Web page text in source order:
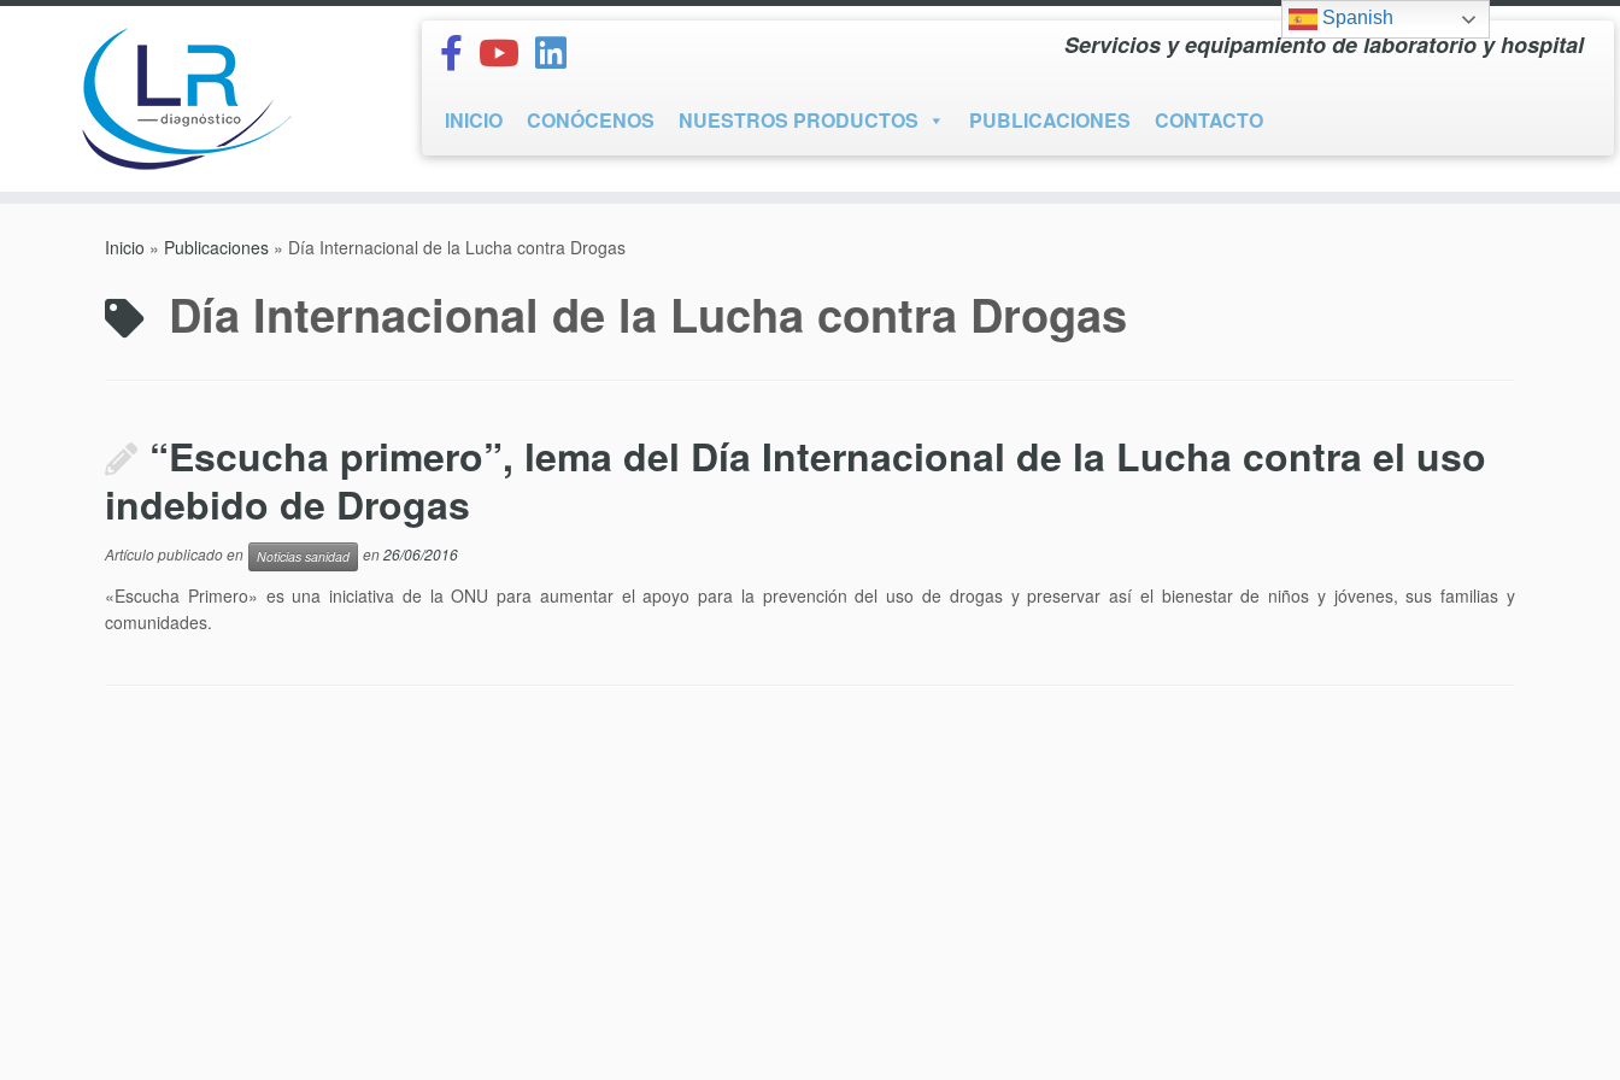
Saltar
Servicios y equipamiento de laboratorio y hospital
INICIO CONÓCENOS NUESTROS PRODUCTOS PUBLICACIONES CONTACTO
Inicio » Publicaciones » Día Internacional de la Lucha contra Drogas
Día Internacional de la Lucha contra Drogas
“Escucha primero”, lema del Día Internacional de la Lucha contra el uso
indebido de Drogas
Artículo publicado en Noticias sanidad en26/06/2016
«Escucha Primero» es una iniciativa de la ONU para aumentar el apoyo para la prevención del uso de drogas y preservar así el bienestar de niños y jóvenes, sus familias y
comunidades.
Spanish